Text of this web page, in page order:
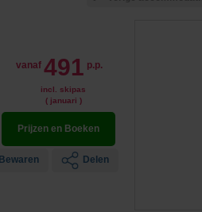
vanaf 491 p.p.
incl. skipas
( januari )
Prijzen en Boeken
Bewaren Delen